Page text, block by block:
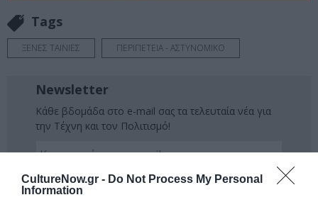
CultureNow.gr - Do Not Process My Personal
Information
Tags
ΞΕΝΕΣ ΤΑΙΝΙΕΣ ΠΕΡΙΠΕΤΕΙΑ - ΑΣΤΥΝΟΜΙΚΟ
Newsletter
Κάθε βδομάδα στο e-mail σας τα τελευταία νέα για
την Τέχνη και τον Πολιτισμό!